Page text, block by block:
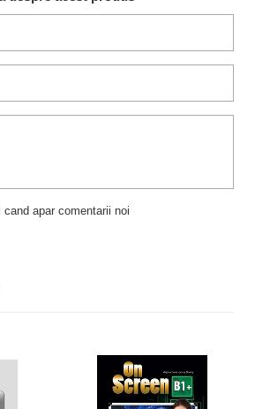
apar comentarii noi